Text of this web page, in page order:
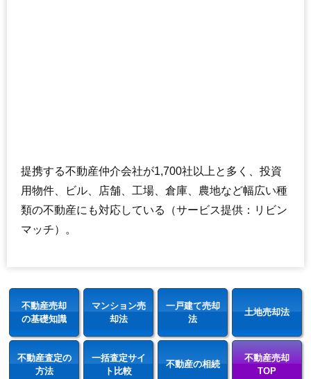
提携する不動産仲介会社が1,700社以上と多く、投資
用物件、ビル、店舗、工場、倉庫、農地など幅広い種
類の不動産にも対応している（サービス提供：リビン
マッチ）。
不動産売却
の基礎知識
マンション売
却法
一戸建て売却
法
土地売却法
不動産査定の
方法
一括査定サイ
ト比較
不動産の相続
不動産売却
TOP